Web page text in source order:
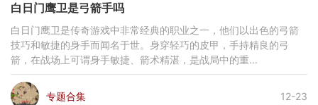
白日门鹰卫是弓箭手吗
白日门鹰卫是传奇游戏中非常经典的职业之一，他们以出色的弓箭
技巧和敏捷的身手而闻名于世。身穿轻巧的皮甲，手持精良的弓
箭，在战场上可谓身手敏捷、箭术精湛，是战局中的重...
专题合集 12-23